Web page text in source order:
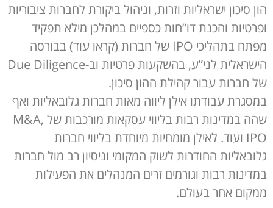
הון סיכון ישראליות וזרות, וניהול ביקורת לחברות ציבוריות
ופרטיות והכנת דו”חות כספיים במהלכן מילא תפקיד
מפתח בתהליכי IPO של חברות (קראו עוד) בבורסה
הישראלית לני”ע, בהשקעות פרטיות וב-Due Diligence
של חברות עבור קהילת ההון סיכון.
במסגרת עבודתו אילן ליווה מאות חברות גלובאליות ואף
שהה במדינות רבות בליווי עסקאות מורכבות של M&A,
IPO ועוד. לאילן מומחיות מיוחדת בליווי חברות
גלובאליות החודרות לשוק המקומי וניסיון רב מול חברות
במדינות רבות וגורמים זרים המנהלים את הפעילות
ממקום אחר בעולם.